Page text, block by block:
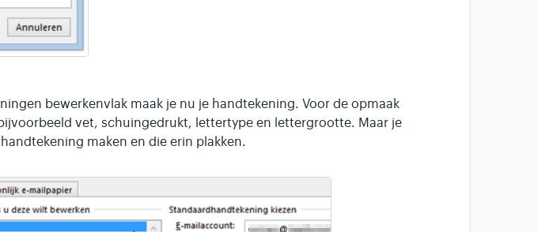
bewerkenvlak maak je nu je handtekening. Voor de opmaak
vet, schuingedrukt, lettertype en lettergrootte. Maar je
maken en die erin plakken.